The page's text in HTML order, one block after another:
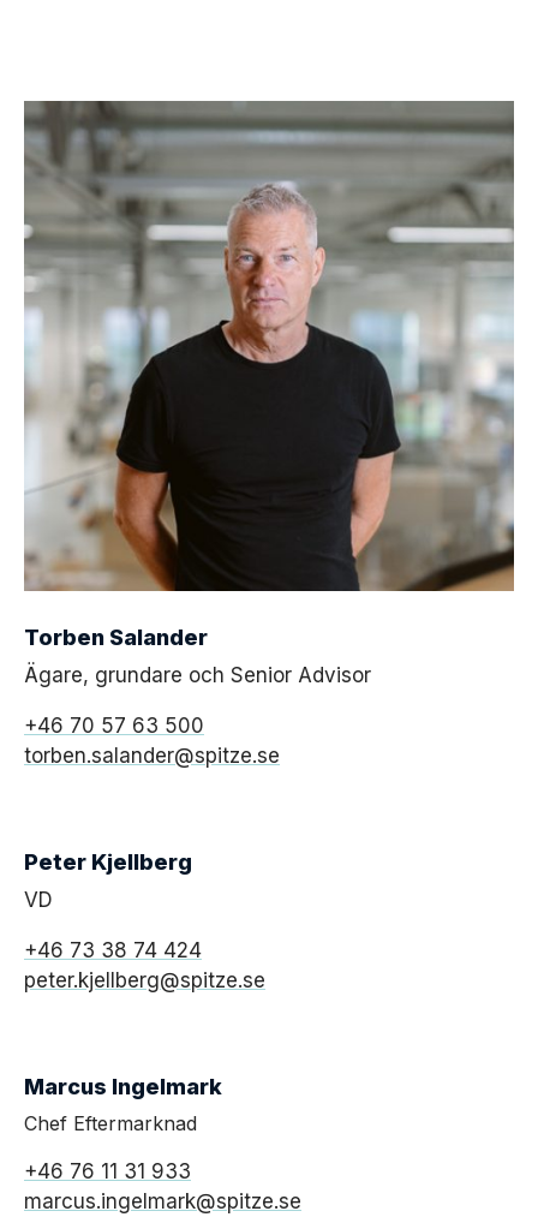
Torben Salander
Ägare, grundare och Senior Advisor
+46 70 57 63 500
torben.salander@spitze.se
Peter Kjellberg
VD
+46 73 38 74 424
peter.kjellberg@spitze.se
Marcus Ingelmark
Chef Eftermarknad
+46 76 11 31 933
marcus.ingelmark@spitze.se